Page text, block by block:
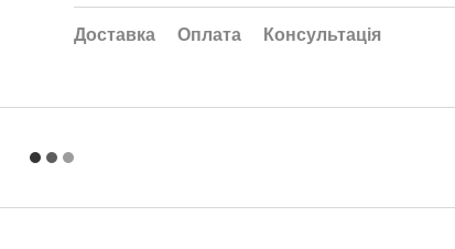
Доставка Оплата Консультація